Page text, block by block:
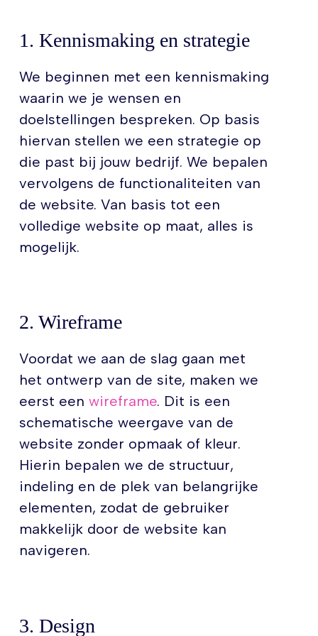
1. Kennismaking en strategie
We beginnen met een kennismaking
waarin we je wensen en
doelstellingen bespreken. Op basis
hiervan stellen we een strategie op
die past bij jouw bedrijf. We bepalen
vervolgens de functionaliteiten van
de website. Van basis tot een
volledige website op maat, alles is
mogelijk.
2. Wireframe
Voordat we aan de slag gaan met
het ontwerp van de site, maken we
eerst eenwireframe. Dit is een
schematische weergave van de
website zonder opmaak of kleur.
Hierin bepalen we de structuur,
indeling en de plek van belangrijke
elementen, zodat de gebruiker
makkelijk door de website kan
navigeren.
3. Design